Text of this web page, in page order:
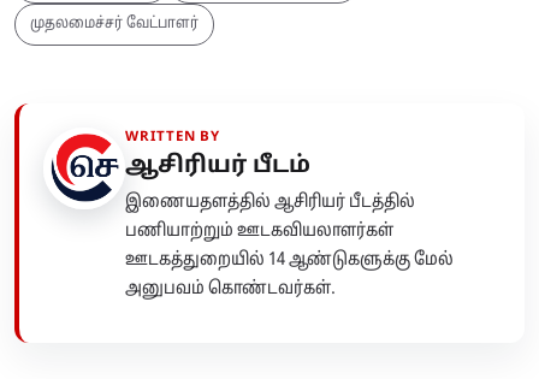
முதலமைச்சர் வேட்பாளர்
WRITTEN BY
ஆசிரியர் பீடம்
இணையதளத்தில் ஆசிரியர் பீடத்தில்
பணியாற்றும் ஊடகவியலாளர்கள்
ஊடகத்துறையில் 14 ஆண்டுகளுக்கு மேல்
அனுபவம் கொண்டவர்கள்.